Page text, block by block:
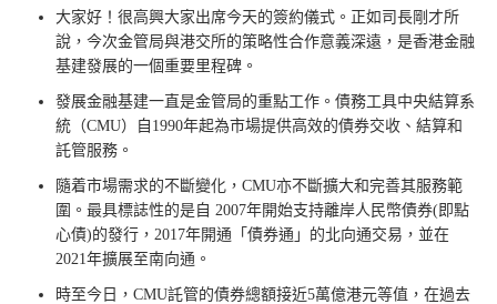
大家好！很高興大家出席今天的簽約儀式。正如司長剛才所
說，今次金管局與港交所的策略性合作意義深遠，是香港金融
基建發展的一個重要里程碑。
發展金融基建一直是金管局的重點工作。債務工具中央結算系
統（CMU）自1990年起為市場提供高效的債券交收、結算和
託管服務。
隨着市場需求的不斷變化，CMU亦不斷擴大和完善其服務範
圍。最具標誌性的是自 2007年開始支持離岸人民幣債券(即點
心債)的發行，2017年開通「債券通」的北向通交易，並在
2021年擴展至南向通。
時至今日，CMU託管的債券總額接近5萬億港元等值，在過去